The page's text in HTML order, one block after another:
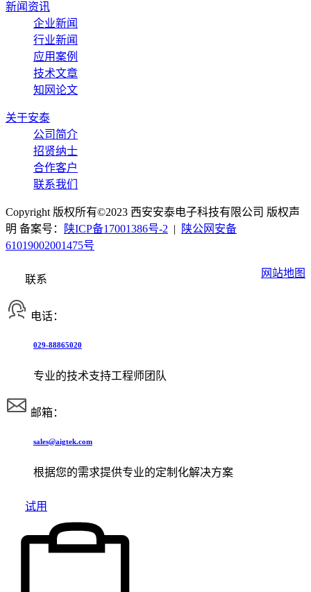
新闻资讯
企业新闻
行业新闻
应用案例
技术文章
知网论文
关于安泰
公司简介
招贤纳士
合作客户
联系我们
Copyright 版权所有©2023 西安安泰电子科技有限公司 版权声
明 备案号：
陕ICP备17001386号-2 |
陕公网安备
61019002001475号
网站地图
联系
电话：
029-88865020
专业的技术支持工程师团队
邮箱：
sales@aigtek.com
根据您的需求提供专业的定制化解决方案
试用